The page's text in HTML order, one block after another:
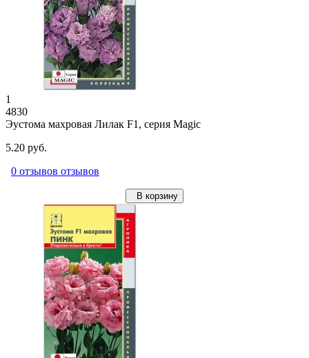
1
4830
Эустома махровая Лилак F1, серия Magic
5.20 руб.
0 отзывов отзывов
В корзину